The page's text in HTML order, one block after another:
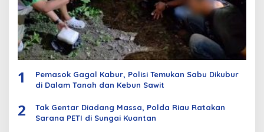
1
Pemasok Gagal Kabur, Polisi Temukan Sabu Dikubur
di Dalam Tanah dan Kebun Sawit
2
Tak Gentar Diadang Massa, Polda Riau Ratakan
Sarana PETI di Sungai Kuantan